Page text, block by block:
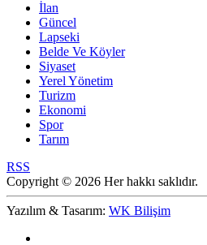
İlan
Güncel
Lapseki
Belde Ve Köyler
Siyaset
Yerel Yönetim
Turizm
Ekonomi
Spor
Tarım
RSS
Copyright © 2026 Her hakkı saklıdır.
Yazılım & Tasarım: WK Bilişim